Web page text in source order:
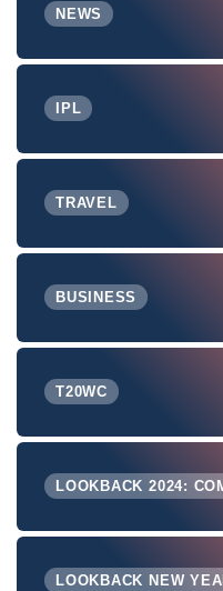
NEWS
IPL
TRAVEL
BUSINESS
T20WC
LOOKBACK 2024:
LOOKBACK NEW